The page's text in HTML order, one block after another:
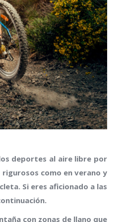
deportes al aire libre por
como en verano y
Si eres aficionado a las
con zonas de llano que